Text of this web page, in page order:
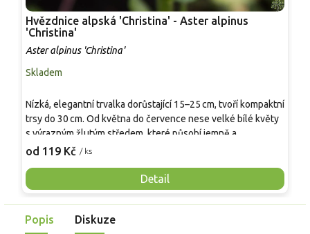
Hvězdnice alpská 'Christina' - Aster alpinus
'Christina'
Aster alpinus 'Christina'
Skladem
od 119 Kč / ks
Detail
Nízká, elegantní trvalka dorůstající 15–25 cm, tvoří kompaktní
trsy do 30 cm. Od května do července nese velké bílé květy
s výrazným žlutým středem, které působí jemně a
dekorativně. Ideální na skalky, suché zídky, přední linii
opylovače, zejména včely, čmeláky a motýly.
Popis Diskuze